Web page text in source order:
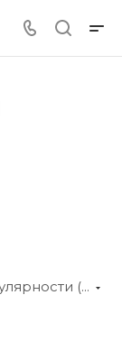
По популярности (убывание)